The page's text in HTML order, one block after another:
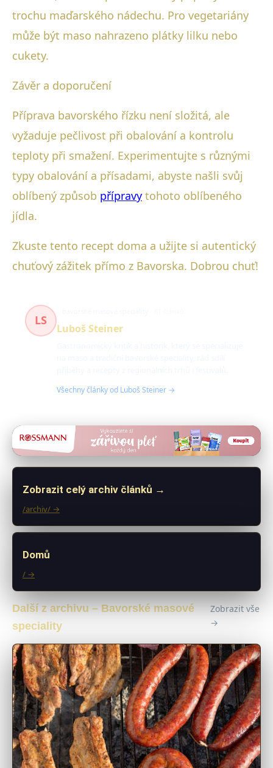
trochu maďarského nádechu. Pro vegetariány
může být maso nahrazeno plátky lilku nebo
cukety.
Závěr a doporučení
Příprava bavorského řízku není složitá, ale
vyžaduje pečlivost při obalování a kontrolu
teploty při smažení. Experimentujte s různými
typy obalování a přísadami, abyste našli svůj
oblíbený způsob přípravy tohoto oblíbeného
jídla.
Zkuste tento recept doma a užijte si autentický
chuťový zážitek přímo z Bavorska. Dobrou chuť!
LS
Luboš Steiner
Všechny články od Luboš Steiner →
Zobrazit celý archiv článků →
/archiv/ →
Domů
/ →
Další z archivu – Bavorské masové
speciality
Zobrazit vše
→